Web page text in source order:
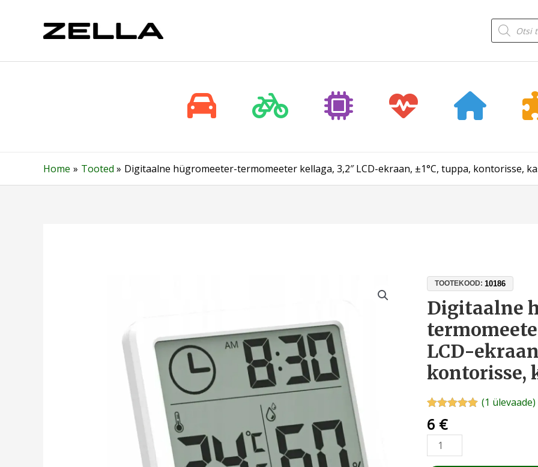
Products
search
Home Tooted Digitaalne hügromeeter-termomeeter kellaga, 3,2″ LCD-ekraan, ±1°C, tuppa, kontorisse,
TOOTEKOOD:10186
Digitaalne
LCD-
kontorisse,
5.00/5
kliendi
hinnangu
põhjal
(1 ülevaade)
6 €
Digitaalne
hügromeeter-
termomeeter
kellaga,
3,2"
LCD-
ekraan,
tuppa,
kontorisse,
kasvuhoonesse
kogus